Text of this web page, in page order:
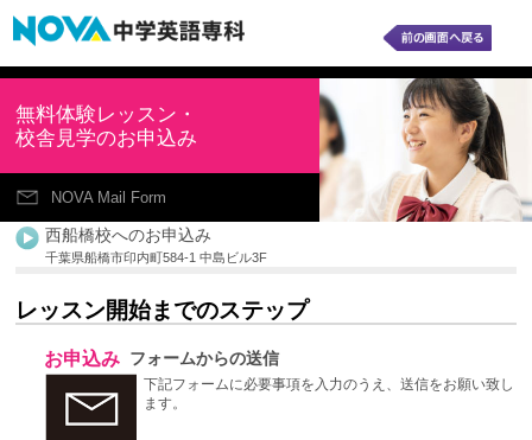
無料体験レッスン・
校舎見学のお申込み
NOVA Mail Form
西船橋校へのお申込み
千葉県船橋市印内町584-1 中島ビル3F
レッスン開始までのステップ
お申込み フォームからの送信
下記フォームに必要事項を入力のうえ、送信をお願い致し
ます。